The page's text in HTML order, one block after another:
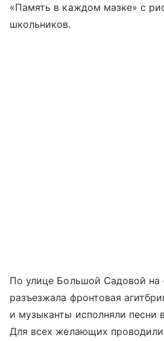
«Память в каждом мазке» с
школьников.
По улице Большой Садовой на
разъезжала фронтовая
и музыканты исполняли песни
Для всех желающих